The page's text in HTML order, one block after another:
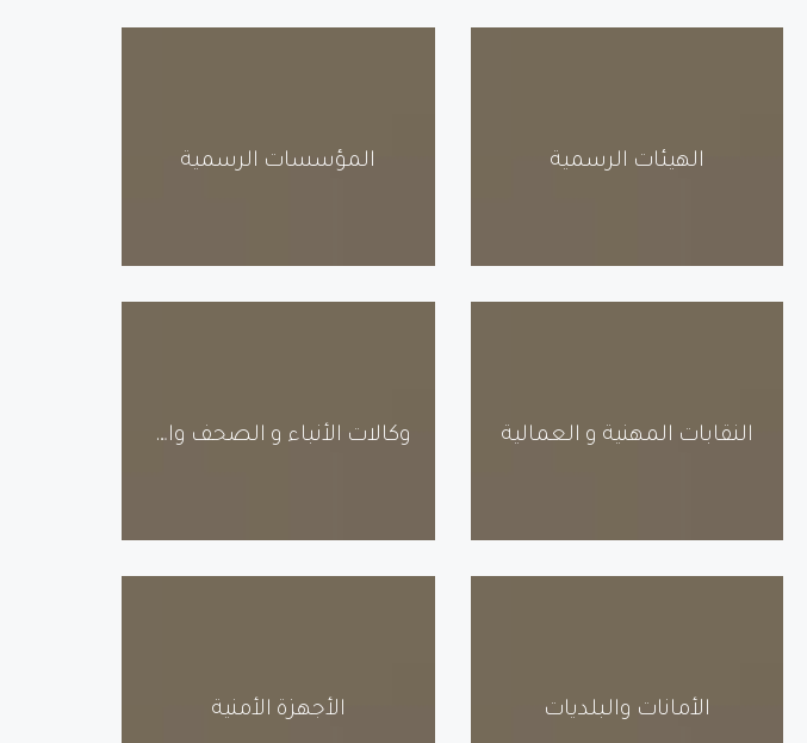
الهيئات الرسمية المؤسسات الرسمية
النقابات المهنية و العمالية وكالات الأنباء و الصحف والإعلام الرسمي
الأمانات والبلديات الأجهزة الأمنية